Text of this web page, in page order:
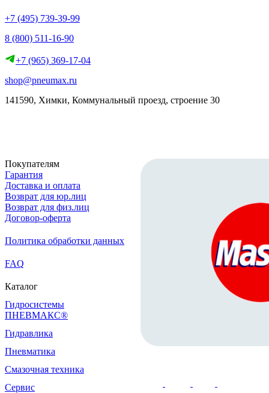
+7 (495) 739-39-99
8 (800) 511-16-90
+7 (965) 369-17-04
shop@pneumax.ru
141590, Химки, Коммунальный проезд, строение 30
Покупателям
Гарантия
Доставка и оплата
Возврат для юр.лиц
Возврат для физ.лиц
Договор-оферта
Политика обработки данных
FAQ
Каталог
Гидросистемы
ПНЕВМАКС®
Гидравлика
Пневматика
Смазочная техника
Сервис